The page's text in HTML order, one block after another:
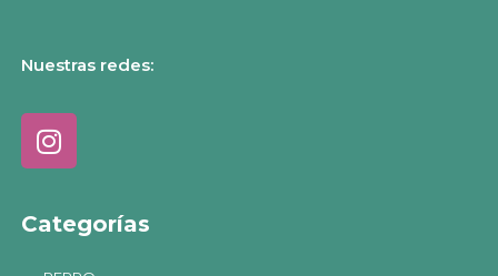
Nuestras redes:
Categorías